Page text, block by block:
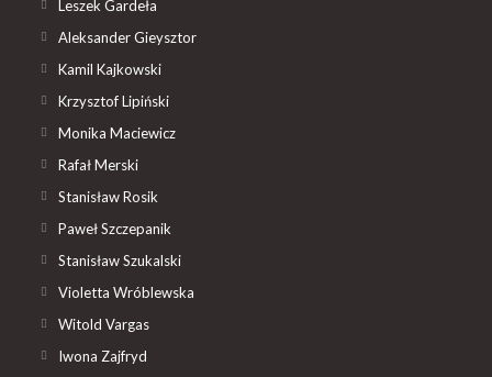
Leszek Gardeła
Aleksander Gieysztor
Kamil Kajkowski
Krzysztof Lipiński
Monika Maciewicz
Rafał Merski
Stanisław Rosik
Paweł Szczepanik
Stanisław Szukalski
Violetta Wróblewska
Witold Vargas
Iwona Zajfryd